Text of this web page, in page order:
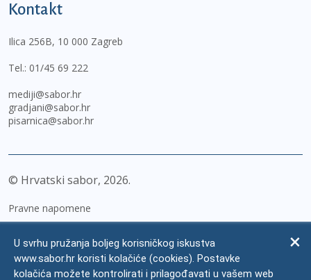
Kontakt
Ilica 256B, 10 000 Zagreb
Tel.: 01/45 69 222
mediji@sabor.hr
gradjani@sabor.hr
pisarnica@sabor.hr
© Hrvatski sabor, 2026
Pravne napomene
Zaštita osobnih podataka
U svrhu pružanja boljeg korisničkog iskustva
www.sabor.hr koristi kolačiće (cookies). Postavke
kolačića možete kontrolirati i prilagođavati u vašem web